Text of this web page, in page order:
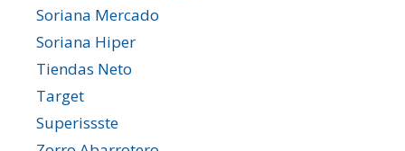
Soriana Mercado
Soriana Hiper
Tiendas Neto
Target
Superissste